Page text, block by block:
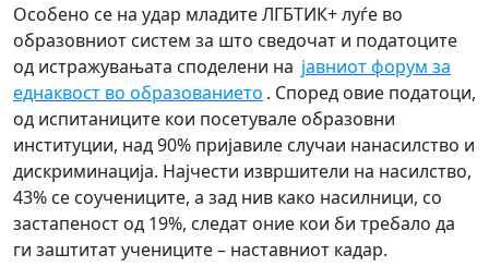
Особено се на удар младите ЛГБТИК+ луѓе во
образовниот систем за што сведочат и податоците
од истражувањата споделени на јавниот форум за
еднаквост во образованието . Според овие податоци,
од испитаниците кои посетувале образовни
институции, над 90% пријавиле случаи нанасилство и
дискриминација. Најчести извршители на насилство,
43% се соучениците, а зад нив како насилници, со
застапеност од 19%, следат оние кои би требало да
ги заштитат учениците – наставниот кадар.